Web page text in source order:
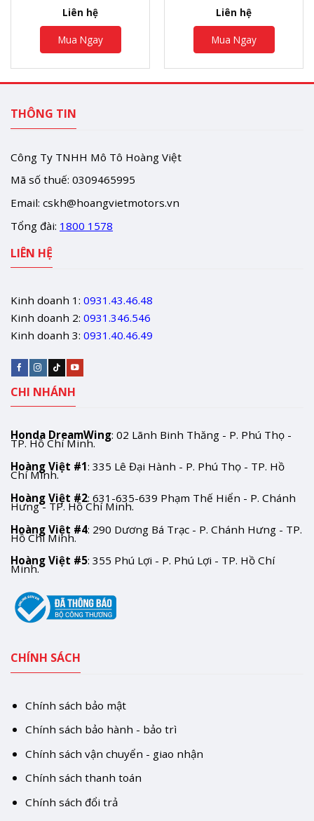
Liên hệ
Mua Ngay
Liên hệ
Mua Ngay
THÔNG TIN
Công Ty TNHH Mô Tô Hoàng Việt
Mã số thuế: 0309465995
Email: cskh@hoangvietmotors.vn
Tổng đài: 1800 1578
LIÊN HỆ
Kinh doanh 1: 0931.43.46.48
Kinh doanh 2: 0931.346.546
Kinh doanh 3: 0931.40.46.49
CHI NHÁNH
Honda DreamWing: 02 Lãnh Binh Thăng - P. Phú Thọ -
TP. Hồ Chí Minh.
Hoàng Việt #1: 335 Lê Đại Hành - P. Phú Thọ - TP. Hồ
Chí Minh.
Hoàng Việt #2: 631-635-639 Phạm Thế Hiển - P. Chánh
Hưng - TP. Hồ Chí Minh.
Hoàng Việt #4: 290 Dương Bá Trạc - P. Chánh Hưng - TP.
Hồ Chí Minh.
Hoàng Việt #5: 355 Phú Lợi - P. Phú Lợi - TP. Hồ Chí
Minh.
CHÍNH SÁCH
Chính sách bảo mật
Chính sách bảo hành - bảo trì
Chính sách vận chuyển - giao nhận
Chính sách thanh toán
Chính sách đổi trả